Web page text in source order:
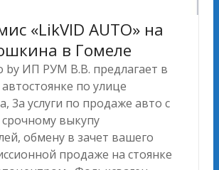
«LikVID AUTO» на
в Гомеле
by ИП РУМ В.В. предлагает в
по улице
3а услуги по продаже авто c
выкупу
обмену в зачет вашего
продаже на стоянке